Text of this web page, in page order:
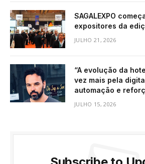
SAGALEXPO
expositores da
JULHO 21, 2026
“A evolução da
vez mais pela
automação e
JULHO 15, 2026